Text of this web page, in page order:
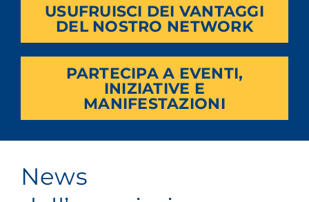
USUFRUISCI DEI VANTAGGI
DEL NOSTRO NETWORK
PARTECIPA A EVENTI,
INIZIATIVE E
MANIFESTAZIONI
News